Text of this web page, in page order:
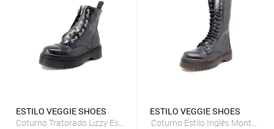
ESTILO VEGGIE SHOES
Coturno Tratorado Lizzy Estilo Veggie Croco Preto
ESTILO VEGGIE SHOES
Coturno Estilo Inglês Montaria